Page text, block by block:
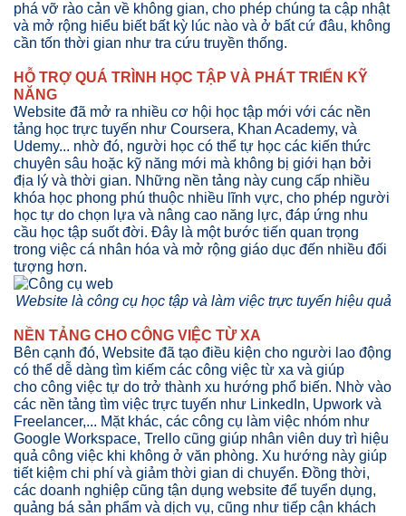
phá vỡ rào cản về không gian, cho phép chúng ta cập nhật
và mở rộng hiểu biết bất kỳ lúc nào và ở bất cứ đâu, không
cần tốn thời gian như tra cứu truyền thống.
HỖ TRỢ QUÁ TRÌNH HỌC TẬP VÀ PHÁT TRIỂN KỸ
NĂNG
Website đã mở ra nhiều cơ hội học tập mới với các nền
tảng học trực tuyến như Coursera, Khan Academy, và
Udemy... nhờ đó, người học có thể tự học các kiến thức
chuyên sâu hoặc kỹ năng mới mà không bị giới hạn bởi
địa lý và thời gian. Những nền tảng này cung cấp nhiều
khóa học phong phú thuộc nhiều lĩnh vực, cho phép người
học tự do chọn lựa và nâng cao năng lực, đáp ứng nhu
cầu học tập suốt đời. Đây là một bước tiến quan trọng
trong việc cá nhân hóa và mở rộng giáo dục đến nhiều đối
tượng hơn.
Website là công cụ học tập và làm việc trực tuyến hiệu quả
NỀN TẢNG CHO CÔNG VIỆC TỪ XA
Bên cạnh đó, Website đã tạo điều kiện cho người lao động
có thể dễ dàng tìm kiếm các công việc từ xa và giúp
cho công việc tự do trở thành xu hướng phổ biến. Nhờ vào
các nền tảng tìm việc trực tuyến như LinkedIn, Upwork và
Freelancer,... Mặt khác, các công cụ làm việc nhóm như
Google Workspace, Trello cũng giúp nhân viên duy trì hiệu
quả công việc khi không ở văn phòng. Xu hướng này giúp
tiết kiệm chi phí và giảm thời gian di chuyển. Đồng thời,
các doanh nghiệp cũng tận dụng website để tuyển dụng,
quảng bá sản phẩm và dịch vụ, cũng như tiếp cận khách